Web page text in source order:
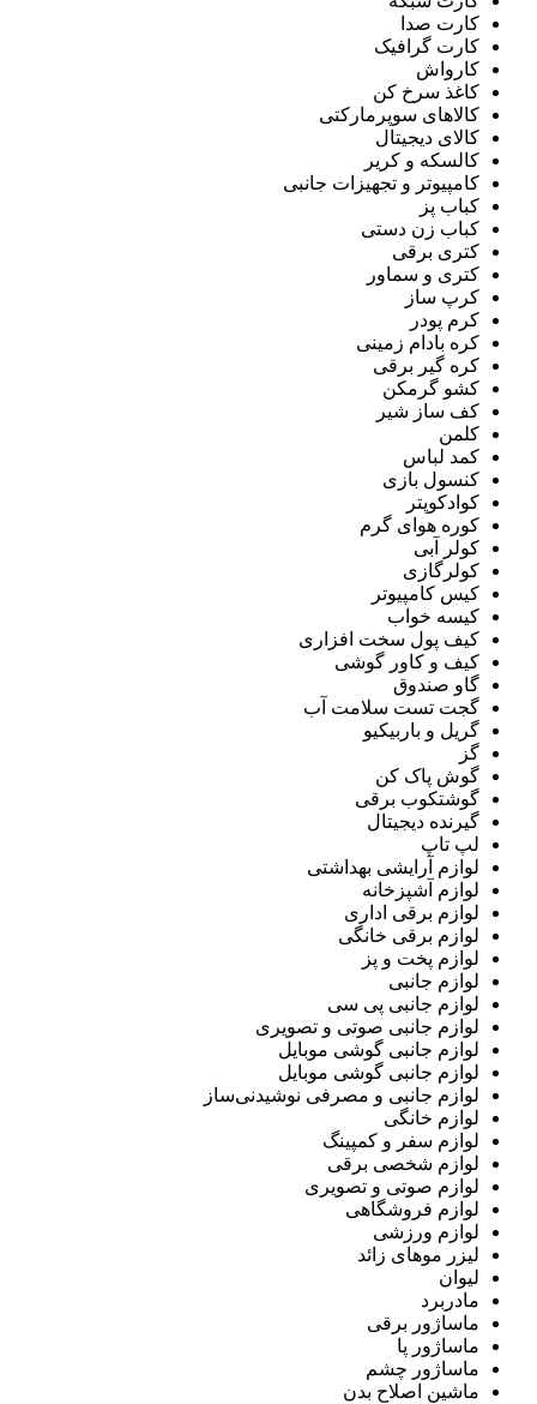
کارت صدا
کارت گرافیک
کارواش
کاغذ سرخ کن
کالاهای سوپرمارکتی
کالای دیجیتال
کالسکه و کریر
کامپیوتر و تجهیزات جانبی
کباب پز
کباب زن دستی
کتری برقی
کتری و سماور
کرپ ساز
کرم پودر
کره بادام زمینی
کره گیر برقی
کشو گرمکن
کف ساز شیر
کلمن
کمد لباس
کنسول بازی
کوادکوپتر
کوره هوای گرم
کولر آبی
کولرگازی
کیس کامپیوتر
کیسه خواب
کیف پول سخت افزاری
کیف و کاور گوشی
گاو صندوق
گجت تست سلامت آب
گریل و باربیکیو
گز
گوش پاک کن
گوشتکوب برقی
گیرنده دیجیتال
لپ تاپ
لوازم آرایشی بهداشتی
لوازم آشپزخانه
لوازم برقی اداری
لوازم برقی خانگی
لوازم پخت و پز
لوازم جانبی
لوازم جانبی پی سی
لوازم جانبی صوتی و تصویری
لوازم جانبی گوشی موبایل
لوازم جانبی گوشی موبایل
لوازم جانبی و مصرفی نوشیدنی‌ساز
لوازم خانگی
لوازم سفر و کمپینگ
لوازم شخصی برقی
لوازم صوتی و تصویری
لوازم فروشگاهی
لوازم ورزشی
لیزر موهای زائد
لیوان
مادربرد
ماساژور برقی
ماساژور پا
ماساژور چشم
ماشین اصلاح بدن